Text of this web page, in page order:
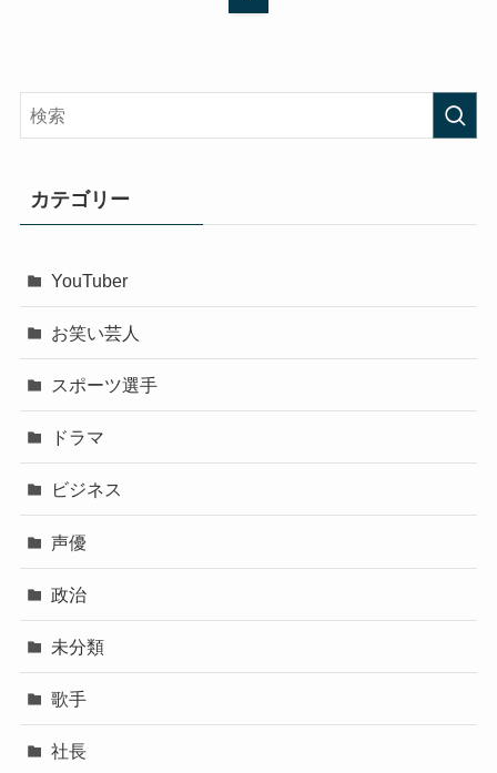
カテゴリー
YouTuber
お笑い芸人
スポーツ選手
ドラマ
ビジネス
声優
政治
未分類
歌手
社長